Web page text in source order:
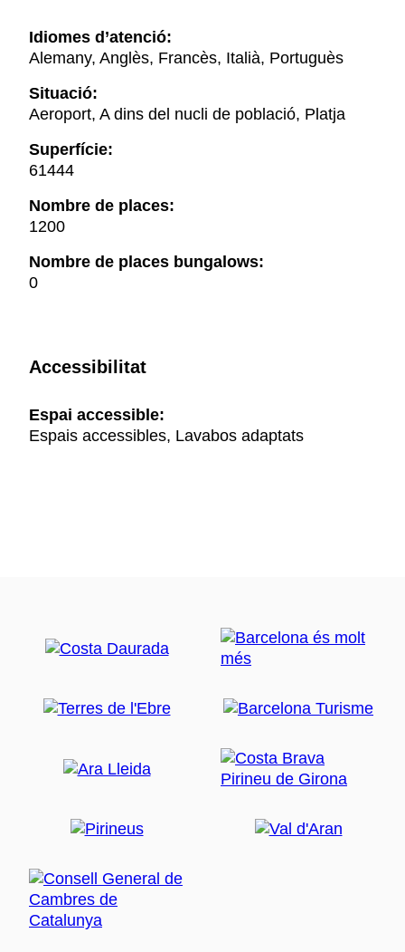
Idiomes d’atenció:
Alemany, Anglès, Francès, Italià, Portuguès
Situació:
Aeroport, A dins del nucli de població, Platja
Superfície:
61444
Nombre de places:
1200
Nombre de places bungalows:
0
Accessibilitat
Espai accessible:
Espais accessibles, Lavabos adaptats